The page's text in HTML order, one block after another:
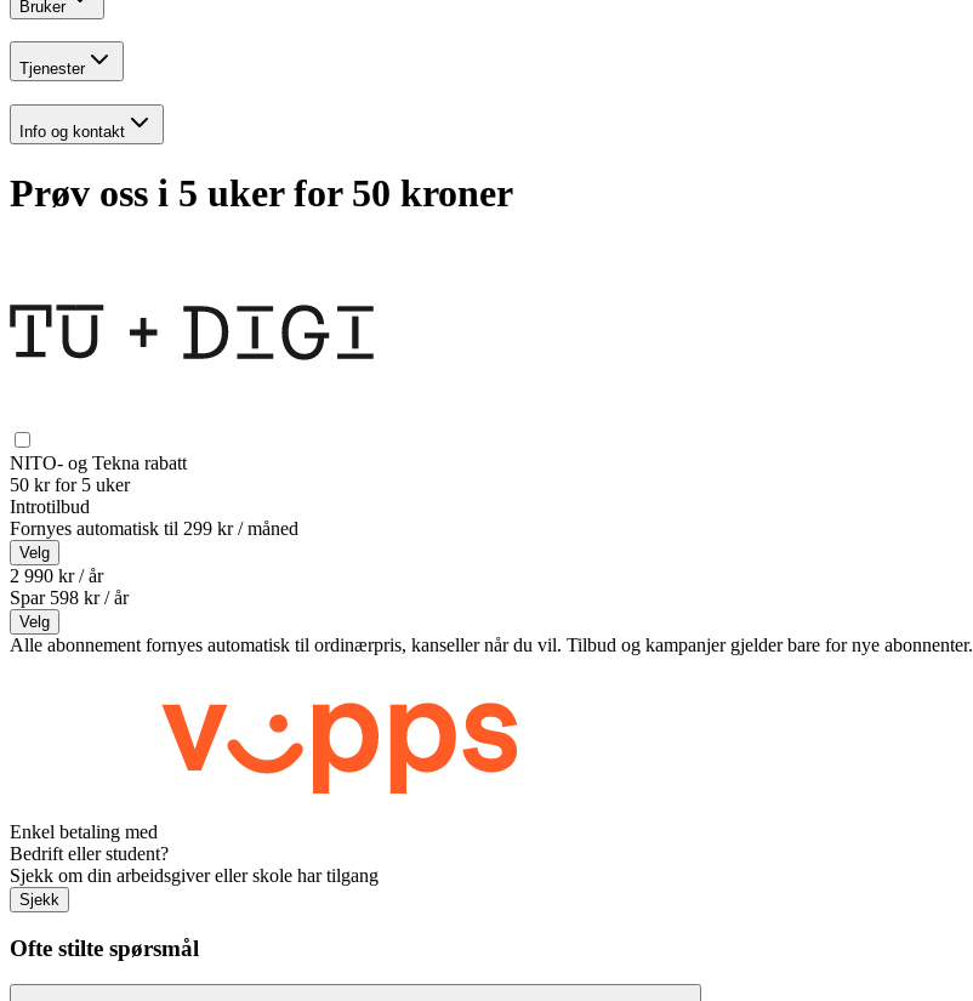
Bruker
Tjenester
Info og kontakt
Prøv oss i 5 uker for 50 kroner
NITO- og Tekna rabatt
50 kr for 5 uker
Introtilbud
Fornyes automatisk til 299 kr / måned
Velg
2 990 kr / år
Spar 598 kr /år
Velg
Alle abonnement fornyes automatisk til ordinærpris, kanseller når du vil. Tilbud og kampanjer gjelder bare for nye abonnenter.
Enkel betaling med
Bedrift eller student?
Sjekk om din arbeidsgiver eller skole har tilgang
Sjekk
Ofte stilte spørsmål